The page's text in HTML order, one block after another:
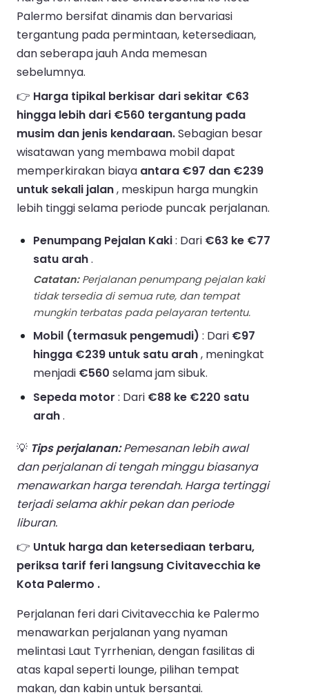
Palermo bersifat dinamis dan bervariasi
tergantung pada permintaan, ketersediaan,
dan seberapa jauh Anda memesan
sebelumnya.
👉 Harga tipikal berkisar dari sekitar €63
hingga lebih dari €560 tergantung pada
musim dan jenis kendaraan.Sebagian besar
wisatawan yang membawa mobil dapat
memperkirakan biaya antara €97 dan €239
untuk sekali jalan, meskipun harga mungkin
lebih tinggi selama periode puncak perjalanan.
Penumpang Pejalan Kaki: Dari €63 ke €77
satu arah.
Catatan:Perjalanan penumpang pejalan kaki
tidak tersedia di semua rute, dan tempat
mungkin terbatas pada pelayaran tertentu.
Mobil (termasuk pengemudi) : Dari €97
hingga €239 untuk satu arah, meningkat
menjadi €560 selama jam sibuk.
Sepeda motor : Dari €88 ke €220 satu
arah.
💡 Tips perjalanan:Pemesanan lebih awal
dan perjalanan di tengah minggu biasanya
menawarkan harga terendah. Harga tertinggi
terjadi selama akhir pekan dan periode
liburan.
👉 Untuk harga dan ketersediaan terbaru,
periksa tarif feri langsung Civitavecchia ke
Kota Palermo .
Perjalanan feri dari Civitavecchia ke Palermo
menawarkan perjalanan yang nyaman
melintasi Laut Tyrrhenian, dengan fasilitas di
atas kapal seperti lounge, pilihan tempat
makan, dan kabin untuk bersantai.